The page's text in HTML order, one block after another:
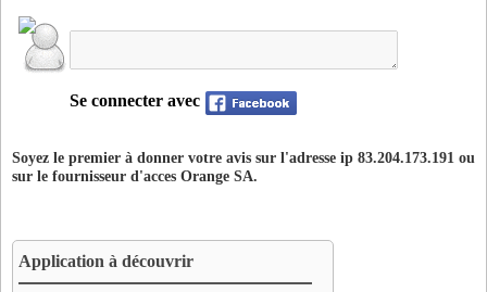
78650VES
92004GRE
92012BGN
92012MOL- Boulogne-Billancourt (14 km)
92023CLA- Clamart (17 km)
92035CHA- La Garenne-Colombes (9 km)
92036GEN
Se connecter avec
Soyez le premier à donner votre avis sur l'adresse ip 83.204.173.191 ou
sur le fournisseur d'acces Orange SA.
Application à découvrir